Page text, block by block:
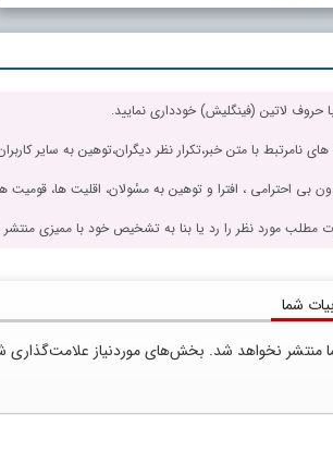
حروف لاتین (فینگلیش) خودداری نمایید.
های نامرتبط با متن خبر،تکرار نظر دیگران،توهین به سایر
بی احترامی ، افترا و توهین به مسٔولان، اقلیت ها،
مطلب مورد نظر را رد یا بنا به تشخیص خود با ممیزی منتشر
شما
منتشر نخواهد شد. بخش‌های موردنیاز علامت‌گذاری